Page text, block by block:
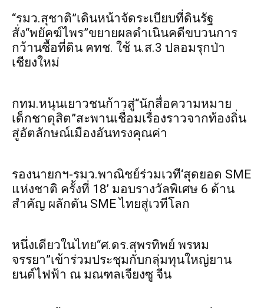
“รมว.สุชาติ”เดินหน้าจัดระเบียบที่ดินรัฐ
สั่ง“พยัคฆ์ไพร”ขยายผลดำเนินคดีขบวนการ
กว้านซื้อที่ดิน คทช. ใช้ น.ส.3 ปลอมรุกป่า
เชียงใหม่
กทม.หนุนเยาวชนก้าวสู่“นักสื่อความหมาย
เด็กชาดุสิต”สะพานเชื่อมเรื่องราวจากท้องถิ่น
สู่อัตลักษณ์เมืองอันทรงคุณค่า
รองนายกฯ-รมว.พาณิชย์ร่วมเวที‘สุดยอด SME
แห่งชาติ ครั้งที่ 18’ มอบรางวัลพิเศษ 6 ด้าน
สำคัญ ผลักดัน SME ไทยสู่เวทีโลก
หนึ่งเดียวในไทย“ศ.ดร.สุพรทิพย์ พรหม
จรรยา”เข้าร่วมประชุมกับกลุ่มทุนใหญ่ยาน
ยนต์ไฟฟ้า ณ มณฑลเจียงซู จีน